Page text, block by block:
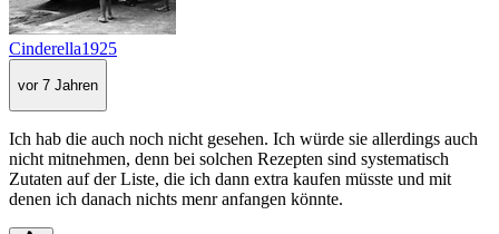
Cinderella1925
vor 7 Jahren
Ich hab die auch noch nicht gesehen. Ich würde sie allerdings auch
nicht mitnehmen, denn bei solchen Rezepten sind systematisch
Zutaten auf der Liste, die ich dann extra kaufen müsste und mit
denen ich danach nichts menr anfangen könnte.